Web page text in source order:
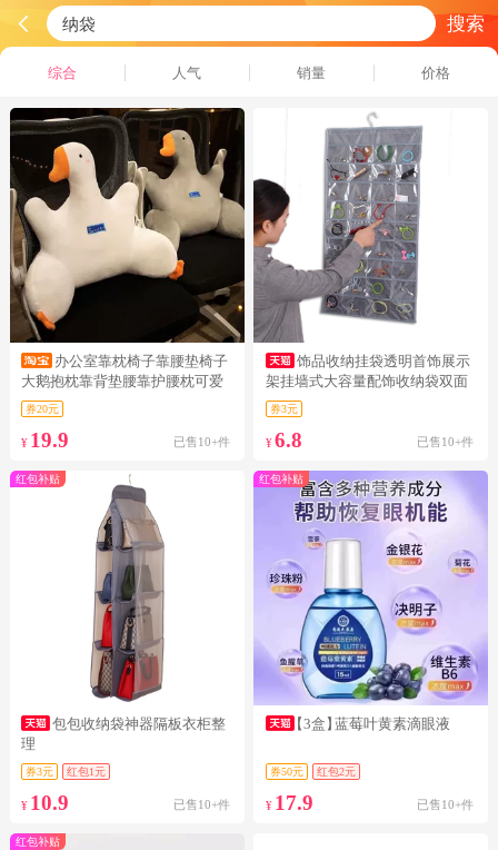
搜索
综合 人气 销量 价格
办公室靠枕椅子靠腰垫椅子
大鹅抱枕靠背垫腰靠护腰枕可爱
座椅靠垫
券20元
¥ 19.9 已售10+件
饰品收纳挂袋透明首饰展示
架挂墙式大容量配饰收纳袋双面
门后
券3元
¥6.8 已售10+件
红包补贴
包包收纳袋神器隔板衣柜整
理
券3元 红包1元
¥ 10.9 已售10+件
红包补贴
【3盒】蓝莓叶黄素滴眼液
券50元 红包2元
¥ 17.9 已售10+件
红包补贴